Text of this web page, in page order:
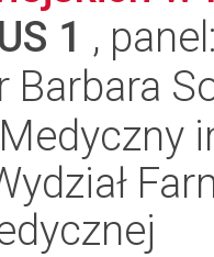
1 ,
Barbara